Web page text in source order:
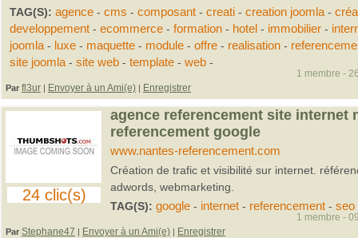
TAG(S): agence - cms - composant - creati - creation joomla -
developpement - ecommerce - formation - hotel - immobilier -
joomla - luxe - maquette - module - offre - realisation -
site joomla - site web - template - web -
Par fl3ur | Envoyer à un Ami(e) | Enregistrer
1 membre -
24 clic(s)
agence referencement site internet
referencement google
www.nantes-referencement.com
Création de trafic et visibilité sur internet.
adwords, webmarketing.
TAG(S): google- internet- referencement- seo
Par Stephane47 | Envoyer à un Ami(e) | Enregistrer
1 membre -